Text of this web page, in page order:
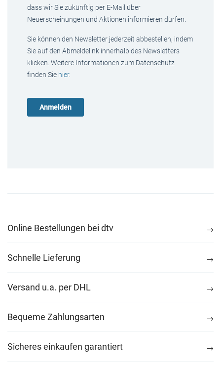
dass wir Sie zukünftig per E-Mail über
Neuerscheinungen und Aktionen informieren dürfen.
Sie können den Newsletter jederzeit abbestellen, indem
Sie auf den Abmeldelink innerhalb des Newsletters
klicken. Weitere Informationen zum Datenschutz
finden Sie hier.
Online Bestellungen bei dtv
Schnelle Lieferung
Versand u.a. per DHL
Bequeme Zahlungsarten
Sicheres einkaufen garantiert